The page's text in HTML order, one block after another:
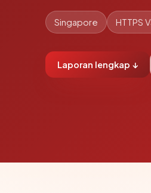
Singapore HTTPS
Laporan lengkap ↓